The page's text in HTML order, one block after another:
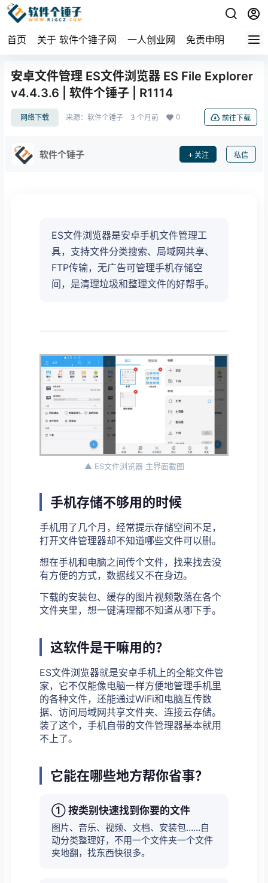
首页 关于 软件个锤子网 一人创业网 免责申明
安卓文件管理 ES文件浏览器 ES File Explorer
v4.4.3.6 | 软件个锤子 | R1114
网络下载 来源： 软件个锤子 3 个月前 0 前往下载
软件个锤子 关注 私信
ES文件浏览器是安卓手机文件管理工
具，支持文件分类搜索、局域网共享、
FTP传输，无广告可管理手机存储空
间，是清理垃圾和整理文件的好帮手。
▲ ES文件浏览器 主界面截图
手机存储不够用的时候
手机用了几个月，经常提示存储空间不足，
打开文件管理器却不知道哪些文件可以删。
想在手机和电脑之间传个文件，找来找去没
有方便的方式，数据线又不在身边。
下载的安装包、缓存的图片视频散落在各个
文件夹里，想一键清理都不知道从哪下手。
这软件是干嘛用的？
ES文件浏览器就是安卓手机上的全能文件管
家，它不仅能像电脑一样方便地管理手机里
的各种文件，还能通过WiFi和电脑互传数
据、访问局域网共享文件夹、连接云存储。
装了这个，手机自带的文件管理器基本就用
不上了。
它能在哪些地方帮你省事？
① 按类别快速找到你要的文件
图片、音乐、视频、文档、安装包……自
动分类整理好，不用一个文件夹一个文件
夹地翻，找东西快很多。